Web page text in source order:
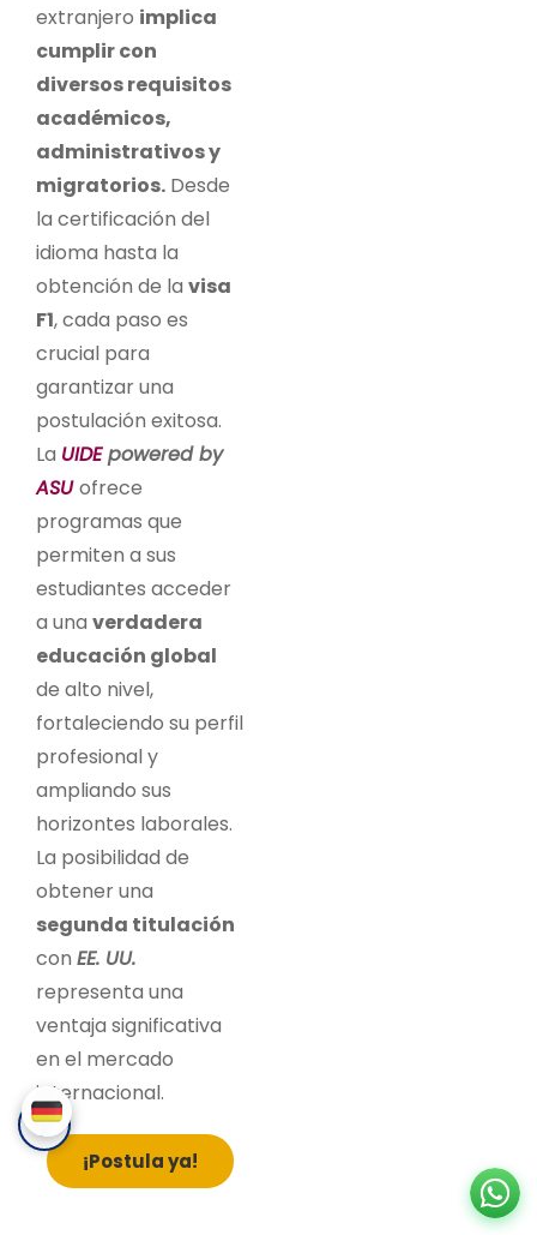
extranjero implica
cumplir con
diversos requisitos
académicos,
administrativos y
migratorios. Desde
la certificación del
idioma hasta la
obtención de la visa
F1, cada paso es
crucial para
garantizar una
postulación exitosa.
La UIDEpowered by
ASU ofrece
programas que
permiten a sus
estudiantes acceder
a una verdadera
educación global
de alto nivel,
fortaleciendo su perfil
profesional y
ampliando sus
horizontes laborales.
La posibilidad de
obtener una
segunda titulación
con EE. UU.
representa una
ventaja significativa
en el mercado
internacional.
¡Postula ya!